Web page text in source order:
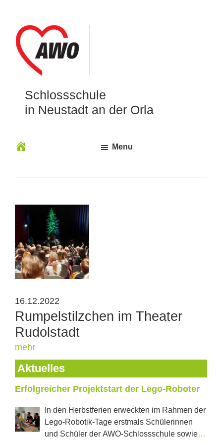
Schlossschule
in Neustadt an der Orla
Menu
16.12.2022
Rumpelstilzchen im Theater
Rudolstadt
mehr
Aktuelles
Erfolgreicher Projektstart der Lego-Roboter
In den Herbstferien erweckten im Rahmen der
Lego-Robotik-Tage erstmals Schülerinnen
und Schüler der AWO-Schlossschule sowie